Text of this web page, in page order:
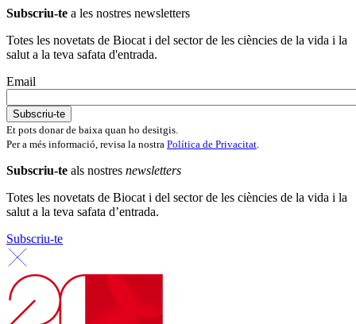
Subscriu-te a les nostres newsletters
Totes les novetats de Biocat i del sector de les ciències de la vida i la
salut a la teva safata d'entrada.
Email
Et pots donar de baixa quan ho desitgis.
Per a més informació, revisa la nostra Política de Privacitat
Subscriu-te als nostres newsletters
Totes les novetats de Biocat i del sector de les ciències de la vida i la
salut a la teva safata d’entrada.
Subscriu-te